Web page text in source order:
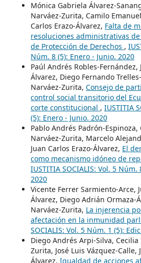
Mónica Gabriela Álvarez-
Narváez-Zurita, Camilo
Carlos Erazo-Álvarez, Falta de
resoluciones administrativas
de Protección de Derechos ,
Núm. 8 (5): Enero - Junio. 2020
Paúl Andrés Robles-Fernández,
Álvarez, Diego Fernando
Narváez-Zurita, Consejo de
control social transitorio del
corte constitucional , IUSTITIA
(5): Enero - Junio. 2020
Pablo Andrés Padrón-
Narváez-Zurita, Marcelo
Juan Carlos Erazo-Álvarez, El
como mecanismo idóneo de
IUSTITIA SOCIALIS: Vol. 5 Núm.
2020
Vicente Ferrer Sarmiento-Arce,
Álvarez, Diego Adrián Ormaza-
Narváez-Zurita, La injerencia
afectación en la inmunidad
SOCIALIS: Vol. 5 Núm. 1 (5):
Diego Andrés Arpi-Silva,
Zurita, José Luis Vázquez-Calle,
Álvarez, Igualdad de acciones